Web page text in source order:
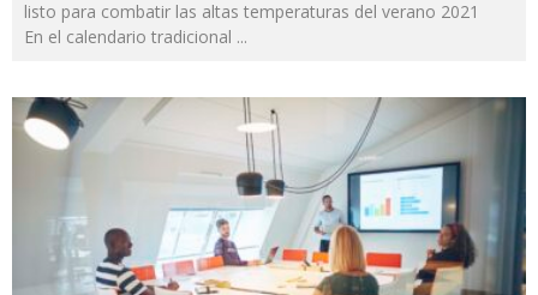
listo para combatir las altas temperaturas del verano 2021
En el calendario tradicional ...